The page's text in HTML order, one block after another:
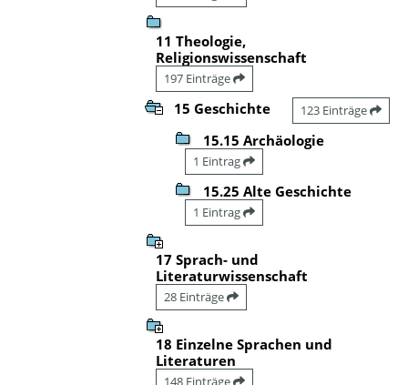
11 Theologie,
Religionswissenschaft
197 Einträge
15 Geschichte 123 Einträge
15.15 Archäologie
1 Eintrag
15.25 Alte Geschichte
1 Eintrag
17 Sprach- und
Literaturwissenschaft
28 Einträge
18 Einzelne Sprachen und
Literaturen
148 Einträge